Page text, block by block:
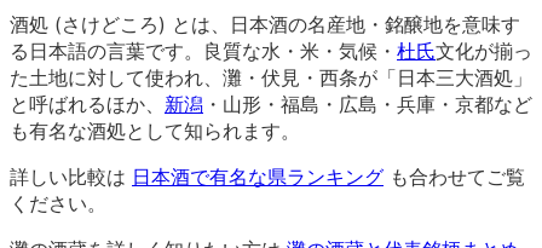
酒処 (さけどころ) とは、日本酒の名産地・銘醸地を意味す
る日本語の言葉です。良質な水・米・気候・ 杜氏文化が揃っ
た土地に対して使われ、灘・伏見・西条が「日本三大酒処」
と呼ばれるほか、 新潟 ・山形・福島・広島・兵庫・京都など
も有名な酒処として知られます。
詳しい比較は 日本酒で有名な県ランキング も合わせてご覧
ください。